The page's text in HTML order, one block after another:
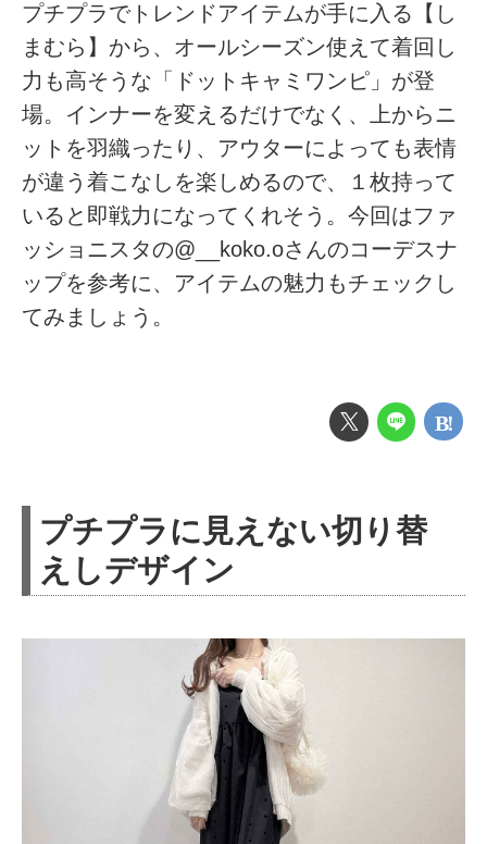
プチプラでトレンドアイテムが手に入る【し
まむら】から、オールシーズン使えて着回し
力も高そうな「ドットキャミワンピ」が登
場。インナーを変えるだけでなく、上からニ
ットを羽織ったり、アウターによっても表情
が違う着こなしを楽しめるので、１枚持って
いると即戦力になってくれそう。今回はファ
ッショニスタの@__koko.oさんのコーデスナ
ップを参考に、アイテムの魅力もチェックし
てみましょう。
プチプラに見えない切り替
えしデザイン